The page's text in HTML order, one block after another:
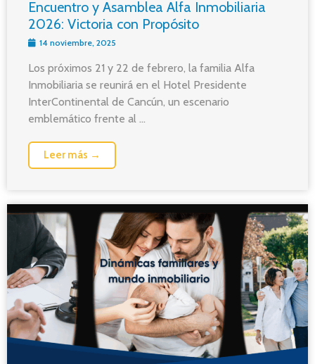
Encuentro y Asamblea Alfa Inmobiliaria
2026: Victoria con Propósito
14 noviembre, 2025
Los próximos 21 y 22 de febrero, la familia Alfa
Inmobiliaria se reunirá en el Hotel Presidente
InterContinental de Cancún, un escenario
emblemático frente al ...
Leer más →